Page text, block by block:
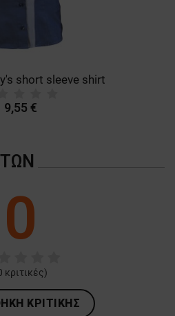
short sleeve shirt
9,55 €
0
κριτικές)
ΚΡΙΤΙΚΉΣ